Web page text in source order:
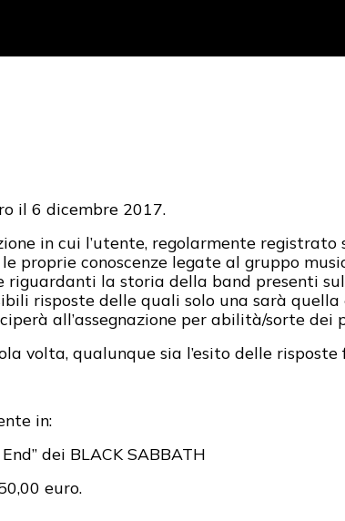
il 6 dicembre 2017.
in cui l’utente, regolarmente
proprie conoscenze legate al gruppo
la storia della band presenti
risposte delle quali solo una sarà
all’assegnazione per abilità/sorte dei
volta, qualunque sia l’esito delle risposte
in:
dei BLACK SABBATH
euro.